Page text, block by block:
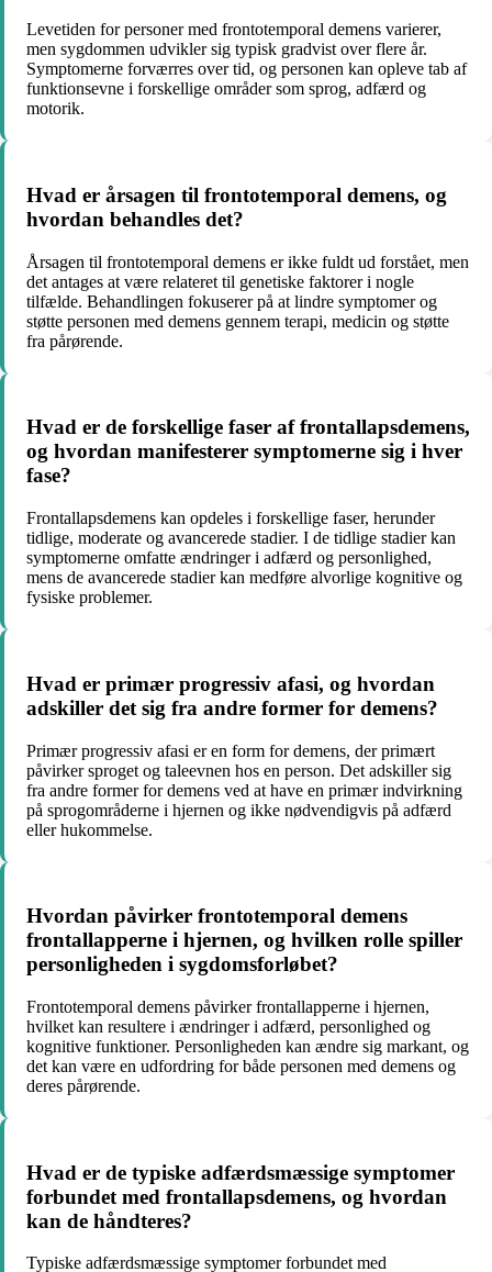
Levetiden for personer med frontotemporal demens varierer,
men sygdommen udvikler sig typisk gradvist over flere år.
Symptomerne forværres over tid, og personen kan opleve tab af
funktionsevne i forskellige områder som sprog, adfærd og
motorik.
Hvad er årsagen til frontotemporal demens, og
hvordan behandles det?
Årsagen til frontotemporal demens er ikke fuldt ud forstået, men
det antages at være relateret til genetiske faktorer i nogle
tilfælde. Behandlingen fokuserer på at lindre symptomer og
støtte personen med demens gennem terapi, medicin og støtte
fra pårørende.
Hvad er de forskellige faser af frontallapsdemens,
og hvordan manifesterer symptomerne sig i hver
fase?
Frontallapsdemens kan opdeles i forskellige faser, herunder
tidlige, moderate og avancerede stadier. I de tidlige stadier kan
symptomerne omfatte ændringer i adfærd og personlighed,
mens de avancerede stadier kan medføre alvorlige kognitive og
fysiske problemer.
Hvad er primær progressiv afasi, og hvordan
adskiller det sig fra andre former for demens?
Primær progressiv afasi er en form for demens, der primært
påvirker sproget og taleevnen hos en person. Det adskiller sig
fra andre former for demens ved at have en primær indvirkning
på sprogområderne i hjernen og ikke nødvendigvis på adfærd
eller hukommelse.
Hvordan påvirker frontotemporal demens
frontallapperne i hjernen, og hvilken rolle spiller
personligheden i sygdomsforløbet?
Frontotemporal demens påvirker frontallapperne i hjernen,
hvilket kan resultere i ændringer i adfærd, personlighed og
kognitive funktioner. Personligheden kan ændre sig markant, og
det kan være en udfordring for både personen med demens og
deres pårørende.
Hvad er de typiske adfærdsmæssige symptomer
forbundet med frontallapsdemens, og hvordan
kan de håndteres?
Typiske adfærdsmæssige symptomer forbundet med